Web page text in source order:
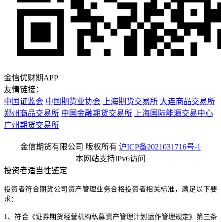
金信优财期APP
友情链接：
中国证监会 中国期货业协会 上海期货交易所 大连商品交易所
郑州商品交易所 中国金融期货交易所
上海国际能源交易中心
广州期货交易所
金信期货有限公司 版权所有 沪ICP备2021031716号-1
本网站支持IPv6访问
投资者适当性鉴定
投资者符合期货公司资产管理业务合格投资者相关标准，满足以下要
求：
1、符合《证券期货经营机构私募资产管理计划运作管理规定》第三条